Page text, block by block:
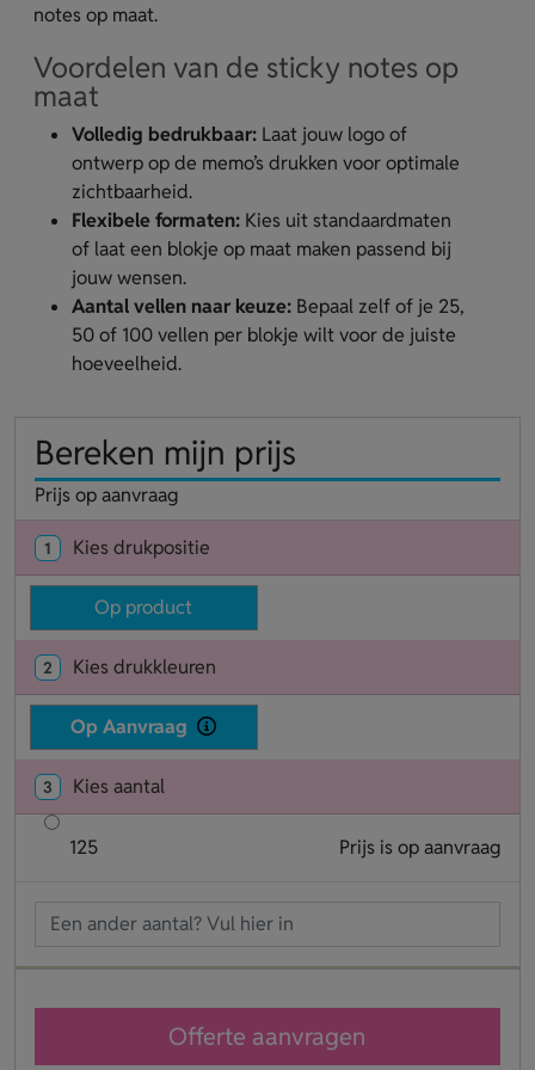
notes op maat.
Voordelen van de sticky notes op
maat
Volledig bedrukbaar: Laat jouw logo of
ontwerp op de memo’s drukken voor optimale
zichtbaarheid.
Flexibele formaten: Kies uit standaardmaten
of laat een blokje op maat maken passend bij
jouw wensen.
Aantal vellen naar keuze: Bepaal zelf of je 25,
50 of 100 vellen per blokje wilt voor de juiste
hoeveelheid.
Bereken mijn prijs
Prijs op aanvraag
1 Kies drukpositie
Op product
2 Kies drukkleuren
Op Aanvraag
3 Kies aantal
125 Prijs is op aanvraag
Offerte aanvragen